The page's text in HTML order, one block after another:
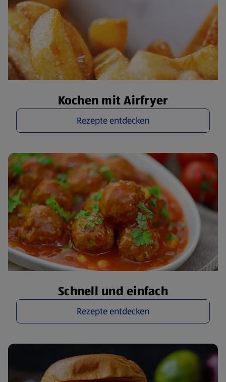
Kochen mit Airfryer
Rezepte entdecken
Schnell und einfach
Rezepte entdecken